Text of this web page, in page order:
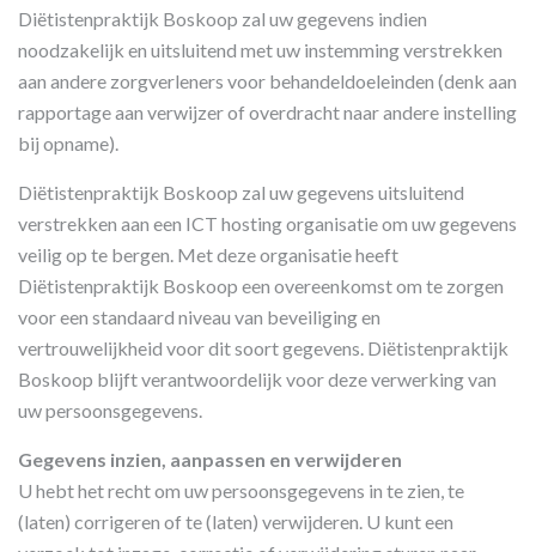
Diëtistenpraktijk Boskoop zal uw gegevens indien
noodzakelijk en uitsluitend met uw instemming verstrekken
aan andere zorgverleners voor behandeldoeleinden (denk aan
rapportage aan verwijzer of overdracht naar andere instelling
bij opname).
Diëtistenpraktijk Boskoop zal uw gegevens uitsluitend
verstrekken aan een ICT hosting organisatie om uw gegevens
veilig op te bergen. Met deze organisatie heeft
Diëtistenpraktijk Boskoop een overeenkomst om te zorgen
voor een standaard niveau van beveiliging en
vertrouwelijkheid voor dit soort gegevens. Diëtistenpraktijk
Boskoop blijft verantwoordelijk voor deze verwerking van
uw persoonsgegevens.
Gegevens inzien, aanpassen en verwijderen
U hebt het recht om uw persoonsgegevens in te zien, te
(laten) corrigeren of te (laten) verwijderen. U kunt een